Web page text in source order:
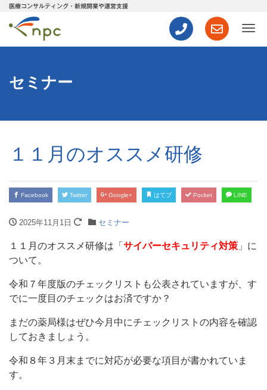
医療コンサルティング・新規開業や運営支援
ナ
セミナー
１１月のオススメ研修
Facebook Twitter Google+ はてブ Pocket LINE
2025年11月1日 セミナー
１１月のオススメ研修は「 サイバーセキュリティ対策 」に
ついて。
令和７年度版のチェックリストも公表されていますが、す
でに一度目のチェックはお済ですか？
まだの薬局様はぜひ今月中にチェックリストの内容を確認
しておきましょう。
令和８年３月末までに対応が必要な項目が書かれていま
す。